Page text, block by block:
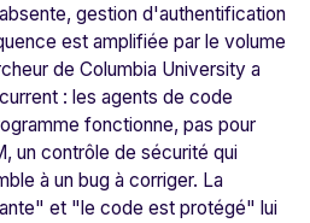
gestion d'authentification
est amplifiée par le volume
de Columbia University a
: les agents de code
fonctionne, pas pour
un contrôle de sécurité qui
à un bug à corriger. La
et "le code est protégé" lui